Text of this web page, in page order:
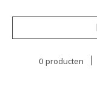
0 producten